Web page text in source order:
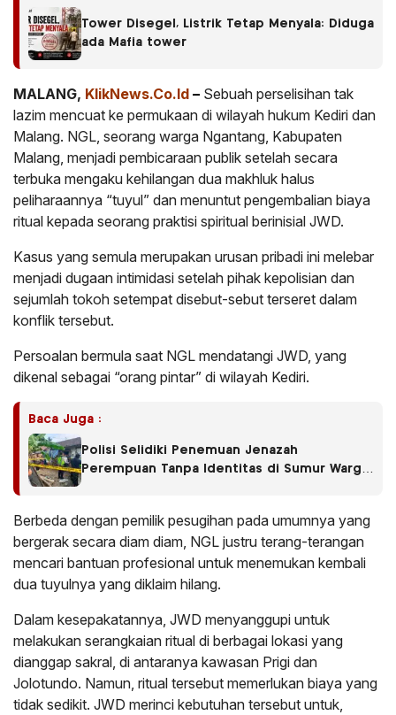
Tower Disegel, Listrik Tetap Menyala: Diduga
ada Mafia tower
MALANG, KlikNews.Co.Id – Sebuah perselisihan tak
lazim mencuat ke permukaan di wilayah hukum Kediri dan
Malang. NGL, seorang warga Ngantang, Kabupaten
Malang, menjadi pembicaraan publik setelah secara
terbuka mengaku kehilangan dua makhluk halus
peliharaannya “tuyul” dan menuntut pengembalian biaya
ritual kepada seorang praktisi spiritual berinisial JWD.
Kasus yang semula merupakan urusan pribadi ini melebar
menjadi dugaan intimidasi setelah pihak kepolisian dan
sejumlah tokoh setempat disebut-sebut terseret dalam
konflik tersebut.
Persoalan bermula saat NGL mendatangi JWD, yang
dikenal sebagai “orang pintar” di wilayah Kediri.
Baca Juga :
Polisi Selidiki Penemuan Jenazah
Perempuan Tanpa Identitas di Sumur Warga
Berbeda dengan pemilik pesugihan pada umumnya yang
bergerak secara diam diam, NGL justru terang-terangan
mencari bantuan profesional untuk menemukan kembali
dua tuyulnya yang diklaim hilang.
Dalam kesepakatannya, JWD menyanggupi untuk
melakukan serangkaian ritual di berbagai lokasi yang
dianggap sakral, di antaranya kawasan Prigi dan
Jolotundo. Namun, ritual tersebut memerlukan biaya yang
tidak sedikit. JWD merinci kebutuhan tersebut untuk,